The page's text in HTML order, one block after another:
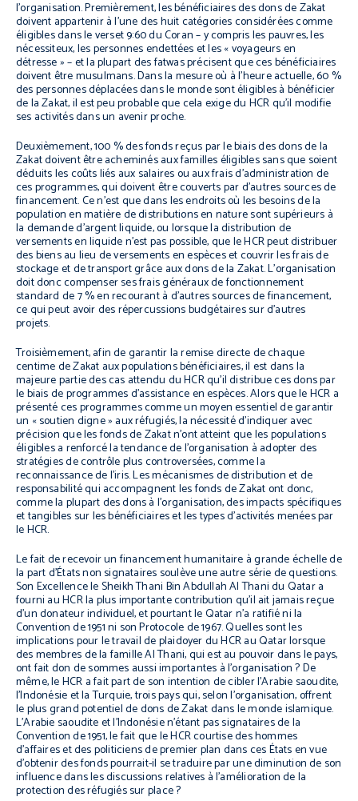
l’organisation. Premièrement, les bénéficiaires des dons de Zakat
doivent appartenir à l’une des huit catégories considérées comme
éligibles dans le verset 9:60 du Coran – y compris les pauvres, les
nécessiteux, les personnes endettées et les « voyageurs en
détresse » – et la plupart desfatwasprécisent que ces bénéficiaires
doivent être musulmans. Dans la mesure où à l’heure actuelle, 60 %
des personnes déplacées dans le monde sont éligibles à bénéficier
de la Zakat, il est peu probable que cela exige du HCR qu’il modifie
ses activités dans un avenir proche.
Deuxièmement, 100 % des fonds reçus par le biais des dons de la
Zakat doivent être acheminés aux familles éligibles sans que soient
déduits les coûts liés aux salaires ou aux frais d’administration de
ces programmes, qui doivent être couverts par d’autres sources de
financement. Ce n’est que dans les endroits où les besoins de la
population en matière de distributions en nature sont supérieurs à
la demande d’argent liquide, ou lorsque la distribution de
versements en liquide n’est pas possible, que le HCR peut distribuer
des biens au lieu de versements en espèces et couvrir les frais de
stockage et de transport grâce aux dons de la Zakat. L’organisation
doit donc compenser ses frais généraux de fonctionnement
standard de 7 % en recourant à d’autres sources de financement,
ce qui peut avoir des répercussions budgétaires sur d’autres
projets.
Troisièmement, afin de garantir la remise directe de chaque
centime de Zakat aux populations bénéficiaires, il est dans la
majeure partie des cas attendu du HCR qu’il distribue ces dons par
le biais de programmes d’assistance en espèces. Alors que le HCR a
présenté ces programmes comme un moyen essentiel de garantir
un « soutien digne » aux réfugiés, la nécessité d’indiquer avec
précision que les fonds de Zakat n’ont atteint que les populations
éligibles a renforcé la tendance de l’organisation à adopter des
stratégies de contrôle plus controversées, comme la
reconnaissance de l’iris. Les mécanismes de distribution et de
responsabilité qui accompagnent les fonds de Zakat ont donc,
comme la plupart des dons à l’organisation, des impacts spécifiques
et tangibles sur les bénéficiaires et les types d’activités menées par
le HCR.
Le fait de recevoir un financement humanitaire à grande échelle de
la part d’États non signataires soulève une autre série de questions.
Son Excellence le Sheikh Thani Bin Abdullah Al Thani du Qatar a
fourni au HCR la plus importante contribution qu’il ait jamais reçue
d’un donateur individuel, et pourtant le Qatar n’a ratifié ni la
Convention de 1951 ni son Protocole de 1967. Quelles sont les
implications pour le travail de plaidoyer du HCR au Qatar lorsque
des membres de la famille Al Thani, qui est au pouvoir dans le pays,
ont fait don de sommes aussi importantes à l’organisation ? De
même, le HCR a fait part de son intention de cibler l’Arabie saoudite,
l’Indonésie et la Turquie, trois pays qui, selon l’organisation, offrent
le plus grand potentiel de dons de Zakat dans le monde islamique.
L’Arabie saoudite et l’Indonésie n’étant pas signataires de la
Convention de 1951, le fait que le HCR courtise des hommes
d’affaires et des politiciens de premier plan dans ces États en vue
d’obtenir des fonds pourrait-il se traduire par une diminution de son
influence dans les discussions relatives à l’amélioration de la
protection des réfugiéssur place?